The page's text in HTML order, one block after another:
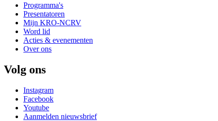
Programma's
Presentatoren
Mijn KRO-NCRV
Word lid
Acties & evenementen
Over ons
Volg ons
Instagram
Facebook
Youtube
Aanmelden nieuwsbrief